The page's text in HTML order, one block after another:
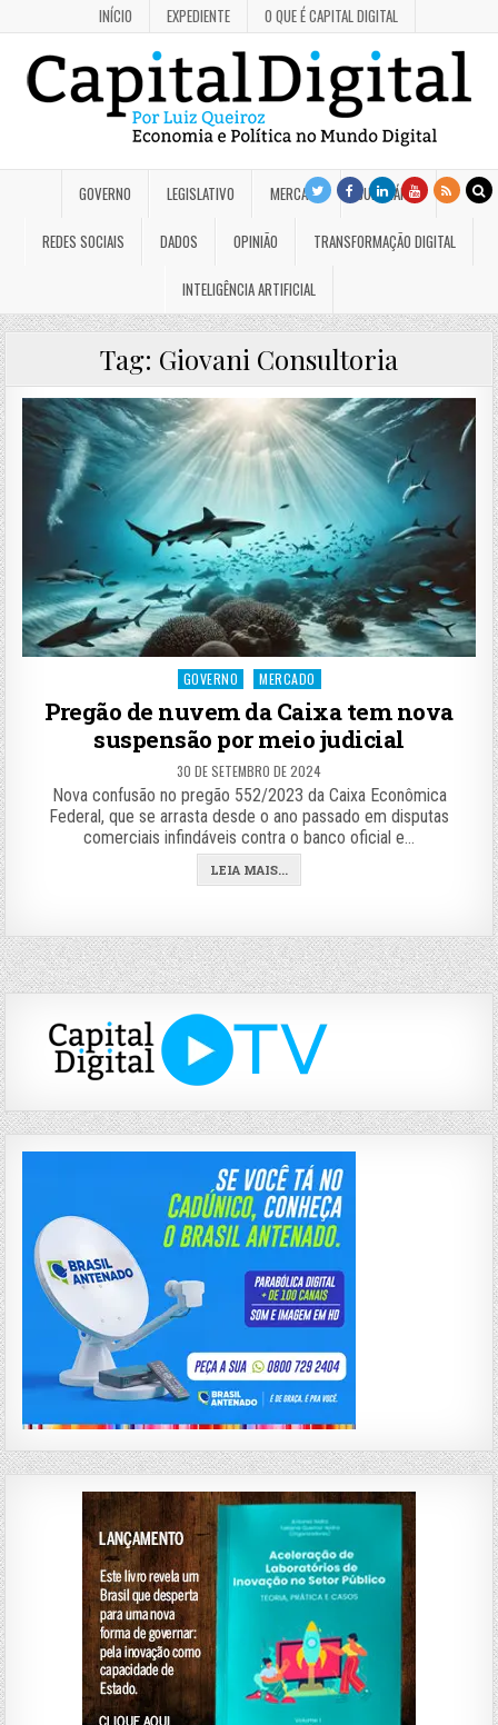
INÍCIO EXPEDIENTE O QUE É CAPITAL DIGITAL
GOVERNO LEGISLATIVO MERCADO JUDICIÁRIO
REDES SOCIAIS DADOS OPINIÃO TRANSFORMAÇÃO DIGITAL
INTELIGÊNCIA ARTIFICIAL
Tag: Giovani Consultoria
Posted
GOVERNO MERCADO
Pregão de nuvem da Caixa tem nova
suspensão por meio judicial
30 DE SETEMBRO DE 2024
Nova confusão no pregão 552/2023 da Caixa Econômica
Federal, que se arrasta desde o ano passado em disputas
comerciais infindáveis contra o banco oficial e…
LEIA MAIS...